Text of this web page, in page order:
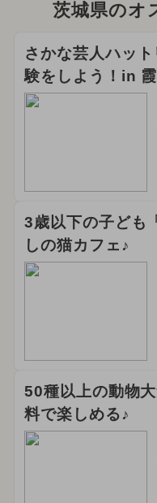
茨城県のオ
さかな芸人ハッ
験をしよう！in
3歳以下の子ども
しの猫カフェ♪
50種以上の動物
料で楽しめる♪